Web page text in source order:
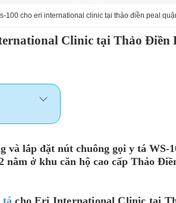
100 cho eri international clinic tại thảo điền peal
Clinic tại Thảo Điền
và lắp đặt nút chuông gọi y tá WS-
ở khu căn hộ cao cấp Thảo
tá cho Eri International Clinic tại